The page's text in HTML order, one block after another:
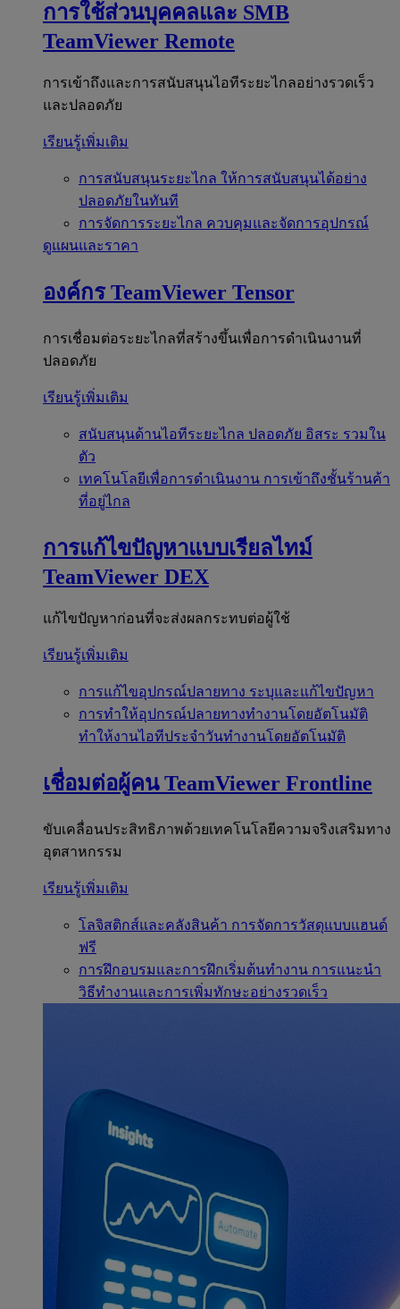
การใช้ส่วนบุคคลและ SMB
TeamViewer Remote
การเข้าถึงและการสนับสนุนไอทีระยะไกลอย่างรวดเร็ว
และปลอดภัย
เรียนรู้เพิ่มเติม
การสนับสนุนระยะไกล ให้การสนับสนุนได้อย่าง
ปลอดภัยในทันที
การจัดการระยะไกล ควบคุมและจัดการอุปกรณ์
ดูแผนและราคา
องค์กร TeamViewer Tensor
การเชื่อมต่อระยะไกลที่สร้างขึ้นเพื่อการดำเนินงานที่
ปลอดภัย
เรียนรู้เพิ่มเติม
สนับสนุนด้านไอทีระยะไกล ปลอดภัย อิสระ รวมใน
ตัว
เทคโนโลยีเพื่อการดำเนินงาน การเข้าถึงชั้นร้านค้า
ที่อยู่ไกล
การแก้ไขปัญหาแบบเรียลไทม์
TeamViewer DEX
แก้ไขปัญหาก่อนที่จะส่งผลกระทบต่อผู้ใช้
เรียนรู้เพิ่มเติม
การแก้ไขอุปกรณ์ปลายทาง ระบุและแก้ไขปัญหา
การทำให้อุปกรณ์ปลายทางทำงานโดยอัตโนมัติ
ทำให้งานไอทีประจำวันทำงานโดยอัตโนมัติ
เชื่อมต่อผู้คน TeamViewer Frontline
ขับเคลื่อนประสิทธิภาพด้วยเทคโนโลยีความจริงเสริมทาง
อุตสาหกรรม
เรียนรู้เพิ่มเติม
โลจิสติกส์และคลังสินค้า การจัดการวัสดุแบบแฮนด์
ฟรี
การฝึกอบรมและการฝึกเริ่มต้นทำงาน การแนะนำ
วิธีทำงานและการเพิ่มทักษะอย่างรวดเร็ว